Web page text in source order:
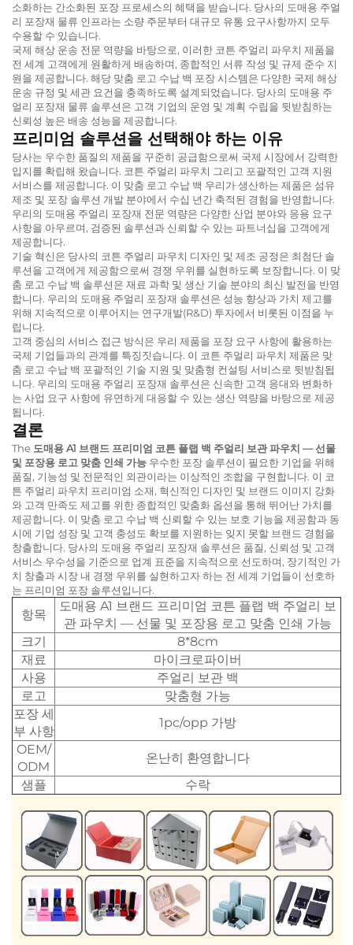
소화하는 간소화된 포장 프로세스의 혜택을 받습니다. 당사의 도매용 주얼
리 포장재 물류 인프라는 소량 주문부터 대규모 유통 요구사항까지 모두
수용할 수 있습니다.
국제 해상 운송 전문 역량을 바탕으로, 이러한 코튼 주얼리 파우치 제품을
전 세계 고객에게 원활하게 배송하며, 종합적인 서류 작성 및 규제 준수 지
원을 제공합니다. 해당 맞춤 로고 수납 백 포장 시스템은 다양한 국제 해상
운송 규정 및 세관 요건을 충족하도록 설계되었습니다. 당사의 도매용 주
얼리 포장재 물류 솔루션은 고객 기업의 운영 및 계획 수립을 뒷받침하는
신뢰성 높은 배송 성능을 제공합니다.
프리미엄 솔루션을 선택해야 하는 이유
당사는 우수한 품질의 제품을 꾸준히 공급함으로써 국제 시장에서 강력한
입지를 확립해 왔습니다. 코튼 주얼리 파우치 그리고 포괄적인 고객 지원
서비스를 제공합니다. 이 맞춤 로고 수납 백 우리가 생산하는 제품은 섬유
제조 및 포장 솔루션 개발 분야에서 수십 년간 축적된 경험을 반영합니다.
우리의 도매용 주얼리 포장재 전문 역량은 다양한 산업 분야와 응용 요구
사항을 아우르며, 검증된 솔루션과 신뢰할 수 있는 파트너십을 고객에게
제공합니다.
기술 혁신은 당사의 코튼 주얼리 파우치 디자인 및 제조 공정은 최첨단 솔
루션을 고객에게 제공함으로써 경쟁 우위를 실현하도록 보장합니다. 이 맞
춤 로고 수납 백 솔루션은 재료 과학 및 생산 기술 분야의 최신 발전을 반영
합니다. 우리의 도매용 주얼리 포장재 솔루션은 성능 향상과 가치 제고를
위해 지속적으로 이루어지는 연구개발(R&D) 투자에서 비롯된 이점을 누
립니다.
고객 중심의 서비스 접근 방식은 우리 제품을 포장 요구 사항에 활용하는
국제 기업들과의 관계를 특징짓습니다. 이 코튼 주얼리 파우치 제품은 맞
춤 로고 수납 백 포괄적인 기술 지원 및 맞춤형 컨설팅 서비스로 뒷받침됩
니다. 우리의 도매용 주얼리 포장재 솔루션은 신속한 고객 응대와 변화하
는 사업 요구 사항에 유연하게 대응할 수 있는 생산 역량을 바탕으로 제공
됩니다.
결론
The 도매용 A1 브랜드 프리미엄 코튼 플랩 백 주얼리 보관 파우치 — 선물
및 포장용 로고 맞춤 인쇄 가능 우수한 포장 솔루션이 필요한 기업을 위해
품질, 기능성 및 전문적인 외관이라는 이상적인 조합을 구현합니다. 이 코
튼 주얼리 파우치 프리미엄 소재, 혁신적인 디자인 및 브랜드 이미지 강화
와 고객 만족도 제고를 위한 종합적인 맞춤화 옵션을 통해 뛰어난 가치를
제공합니다. 이 맞춤 로고 수납 백 신뢰할 수 있는 보호 기능을 제공함과 동
시에 기업 성장 및 고객 충성도 확보를 지원하는 잊지 못할 브랜드 경험을
창출합니다. 당사의 도매용 주얼리 포장재 솔루션은 품질, 신뢰성 및 고객
서비스 우수성을 기준으로 업계 표준을 지속적으로 선도하며, 장기적인 가
치 창출과 시장 내 경쟁 우위를 실현하고자 하는 전 세계 기업들이 선호하
는 프리미엄 포장 솔루션입니다.
항목
도매용 A1 브랜드 프리미엄 코튼 플랩 백 주얼리 보
관 파우치 — 선물 및 포장용 로고 맞춤 인쇄 가능
크기
8*8cm
재료
마이크로파이버
사용
주얼리 보관 백
로고
맞춤형 가능
포장 세
부 사항
1pc/opp 가방
OEM/
ODM
온난히 환영합니다
샘플
수락